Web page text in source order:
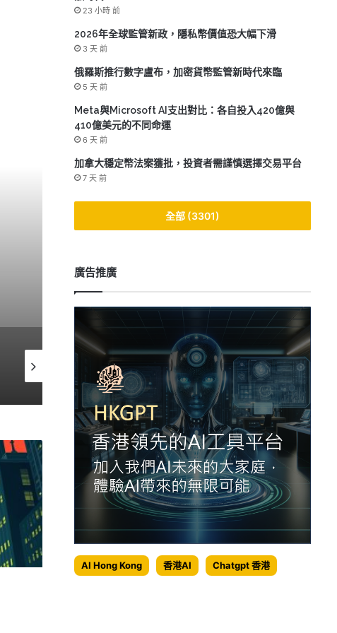
特朗普推動加密政策，比特幣反彈至70,000美元能否持續？
2026-07-03
比特幣ETF單日淨流入超過2億美元，結束十天資金流出趨勢
2026-
23 小時 前
2026年全球監管新政，隱私幣價值恐大幅下滑
3 天 前
俄羅斯推行數字盧布，加密貨幣監管新時代來臨
5 天 前
Meta與Microsoft AI支出對比：各自投入420億與
410億美元的不同命運
6 天 前
加拿大穩定幣法案獲批，投資者需謹慎選擇交易平台
7 天 前
全部 (3301)
廣告推廣
AI Hong Kong 香港AI Chatgpt 香港